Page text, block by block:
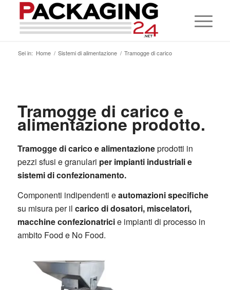
Sei in: Home / Sistemi di alimentazione / Tramogge di carico
Tramogge di carico e
alimentazione prodotto.
Tramogge di carico e alimentazioneprodotti in
pezzi sfusi e granulari per impianti industriali e
sistemi di confezionamento.
Componenti indipendenti eautomazioni specifiche
su misura per il carico di dosatori, miscelatori,
macchine confezionatricie impianti di processo in
ambito Food e No Food.